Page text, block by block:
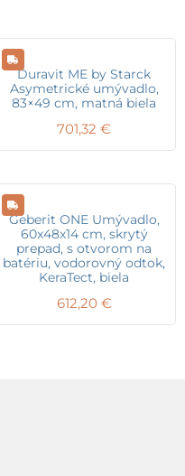
Duravit ME by Starck
Asymetrické umývadlo,
83×49 cm, matná biela
701,32 €
Geberit ONE Umývadlo,
60x48x14 cm, skrytý
prepad, s otvorom na
batériu, vodorovný odtok,
KeraTect, biela
612,20 €